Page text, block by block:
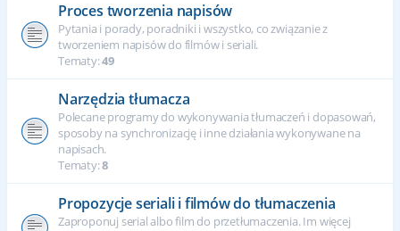
Proces tworzenia napisów
Pytania i porady, poradniki i wszystko, co związanie z
tworzeniem napisów do filmów i seriali.
Tematy:49
Narzędzia tłumacza
Polecane programy do wykonywania tłumaczeń i dopasowań,
sposoby na synchronizację i inne działania wykonywane na
napisach.
Tematy:8
Propozycje seriali i filmów do tłumaczenia
Zaproponuj serial albo film do przetłumaczenia. Im więcej